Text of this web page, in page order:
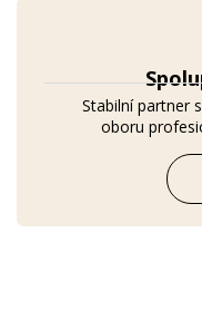
Stabilní partner
oboru